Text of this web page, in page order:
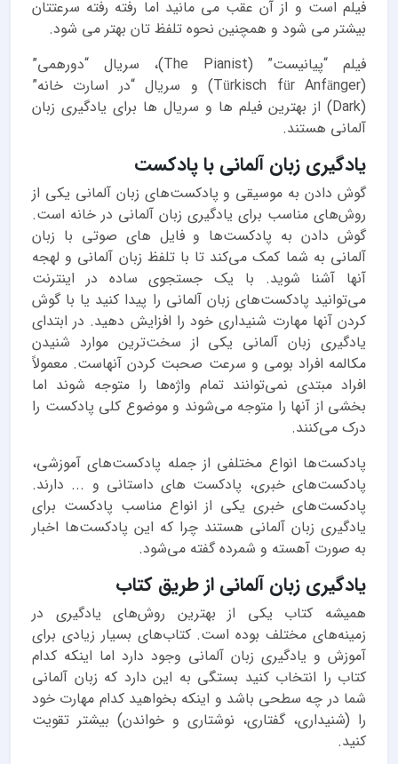
فیلم است و از آن عقب می مانید اما رفته رفته سرعتتان
بیشتر می شود و همچنین نحوه تلفظ تان بهتر می شود.
فیلم “پیانیست” (The Pianist)، سریال “دورهمی”
(Türkisch für Anfänger) و سریال “در اسارت خانه”
(Dark) از بهترین فیلم ها و سریال ها برای یادگیری زبان
آلمانی هستند.
یادگیری زبان آلمانی با پادکست
گوش دادن به موسیقی و پادکست‌های زبان آلمانی یکی از
روش‌های مناسب برای یادگیری زبان آلمانی در خانه است.
گوش دادن به پادکست‌ها و فایل های صوتی با زبان
آلمانی به شما کمک می‌کند تا با تلفظ زبان آلمانی و لهجه
آنها آشنا شوید. با یک جستجوی ساده در اینترنت
می‌توانید پادکست‌های زبان آلمانی را پیدا کنید یا با گوش
کردن آنها مهارت شنیداری خود را افزایش دهید. در ابتدای
یادگیری زبان آلمانی یکی از سخت‌ترین موارد شنیدن
مکالمه افراد بومی و سرعت صحبت کردن آنهاست. معمولاً
افراد مبتدی نمی‌توانند تمام واژه‌ها را متوجه شوند اما
بخشی از آنها را متوجه می‌شوند و موضوع کلی پادکست را
درک می‌کنند.
پادکست‌ها انواع مختلفی از جمله پادکست‌های آموزشی،
پادکست‌های خبری، پادکست های داستانی و ... دارند.
پادکست‌های خبری یکی از انواع مناسب پادکست برای
یادگیری زبان آلمانی هستند چرا که این پادکست‌ها اخبار
به صورت آهسته و شمرده گفته می‌شود.
یادگیری زبان آلمانی از طریق کتاب
همیشه کتاب یکی از بهترین روش‌های یادگیری در
زمینه‌های مختلف بوده است. کتاب‌های بسیار زیادی برای
آموزش و یادگیری زبان آلمانی وجود دارد اما اینکه کدام
کتاب را انتخاب کنید بستگی به این دارد که زبان آلمانی
شما در چه سطحی باشد و اینکه بخواهید کدام مهارت خود
را (شنیداری، گفتاری، نوشتاری و خواندن) بیشتر تقویت
کنید.